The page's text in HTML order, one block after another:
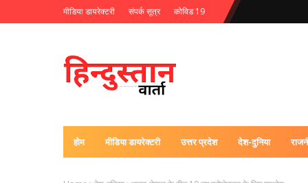
मीडिया डायरेक्टरी संपर्क सूत्र कोविड 19
होम मीडिया डायरेक्टरी उत्तर प्रदेश देश-दुनिया